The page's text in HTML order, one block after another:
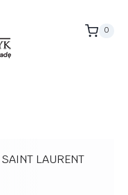
0
SAINT LAURENT